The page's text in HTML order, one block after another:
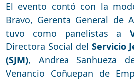
El evento contó con la
Bravo, Gerenta General de
tuvo como panelistas a
Directora Social del Servicio
(SJM), Andrea Sanhueza
Venancio Coñuepan de